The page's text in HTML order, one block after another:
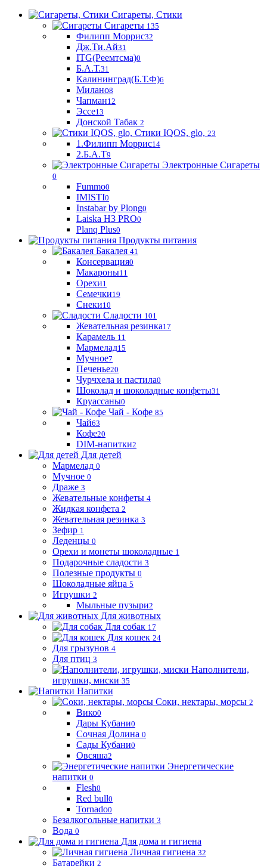
Сигареты, Стики
Сигареты 135
Филипп Моррис32
Дж.Ти.Ай31
ITG(Реемтсма)0
Б.А.Т.31
Калининград(Б.Т.Ф)6
Милано8
Чапман12
Эссе13
Донской Табак 2
Стики IQOS, glo, 23
1.Филипп Моррис14
2.Б.А.Т9
Электронные Сигареты
0
Fummo0
IMISTI0
Instabar by Plong0
Laiska H3 PRO0
Planq Plus0
Продукты питания
Бакалея 41
Консервация0
Макароны11
Орехи1
Семечки19
Снеки10
Сладости 101
Жевательная резинка17
Карамель 11
Мармелад15
Мучное7
Печенье20
Чурчхела и пастила0
Шоколад и шоколадные конфеты31
Круассаны0
Чай - Кофе 85
Чай63
Кофе20
DIM-напитки2
Для детей
Мармелад 0
Мучное 0
Драже 3
Жевательные конфеты 4
Жидкая конфета 2
Жевательная резинка 3
Зефир 1
Леденцы 0
Орехи и монеты шоколадные 1
Подарочные сладости 3
Полезные продукты 0
Шоколадные яйца 5
Игрушки 2
Мыльные пузыри2
Для животных
Для собак 17
Для кошек 24
Для грызунов 4
Для птиц 3
Наполнители,
игрушки, миски 35
Напитки
Соки, нектары, морсы 2
Вико0
Дары Кубани0
Сочная Долина 0
Сады Кубани0
Овсяша2
Энергетические
напитки 0
Flesh0
Red bull0
Tornado0
Безалкогольные напитки 3
Вода 0
Для дома и гигиена
Личная гигиена 32
Батарейки 2